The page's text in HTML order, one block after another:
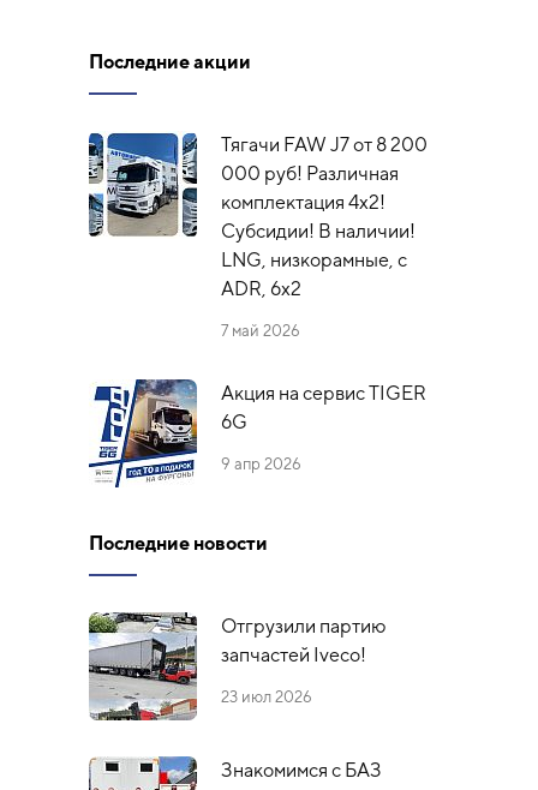
Последние акции
Тягачи FAW J7 от 8 200
000 руб! Различная
комплектация 4х2!
Субсидии! В наличии!
LNG, низкорамные, с
ADR, 6x2
7 май 2026
Акция на сервис TIGER
6G
9 апр 2026
Последние новости
Отгрузили партию
запчастей Iveco!
23 июл 2026
Знакомимся с БАЗ